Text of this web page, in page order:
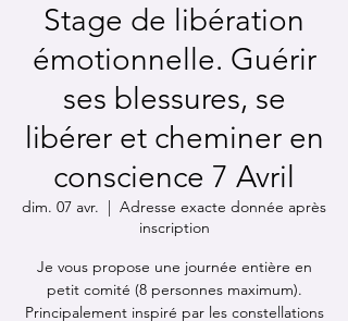
Stage de libération
émotionnelle. Guérir
ses blessures, se
libérer et cheminer en
conscience 7 Avril
dim. 07 avr.
  |
Adresse exacte donnée après
inscription
Je vous propose une journée entière en
petit comité (8 personnes maximum).
Principalement inspiré par les constellations